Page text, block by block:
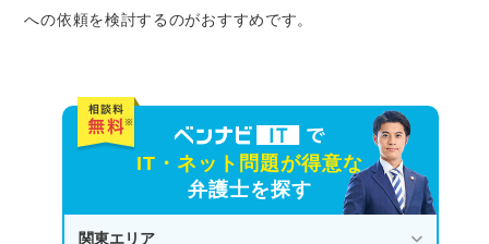
への依頼を検討するのがおすすめです。
IT・ネット問題が得意な
弁護士を探す
関東エリア